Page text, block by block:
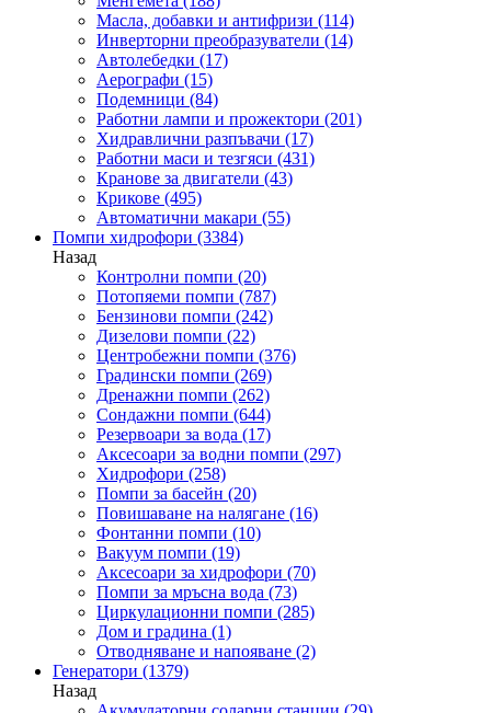
Масла, добавки и антифризи (114)
Инверторни преобразуватели (14)
Автолебедки (17)
Аерографи (15)
Подемници (84)
Работни лампи и прожектори (201)
Хидравлични разпъвачи (17)
Работни маси и тезгяси (431)
Кранове за двигатели (43)
Крикове (495)
Автоматични макари (55)
Помпи хидрофори (3384)
Назад
Контролни помпи (20)
Потопяеми помпи (787)
Бензинови помпи (242)
Дизелови помпи (22)
Центробежни помпи (376)
Градински помпи (269)
Дренажни помпи (262)
Сондажни помпи (644)
Резервоари за вода (17)
Аксесоари за водни помпи (297)
Хидрофори (258)
Помпи за басейн (20)
Повишаване на налягане (16)
Фонтанни помпи (10)
Вакуум помпи (19)
Аксесоари за хидрофори (70)
Помпи за мръсна вода (73)
Циркулационни помпи (285)
Дом и градина (1)
Отводняване и напояване (2)
Генератори (1379)
Назад